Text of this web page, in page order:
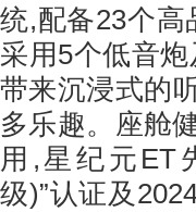
统,配备23个高
采用5个低音
带来沉浸式的
多乐趣。座舱
用,星纪元ET
级)”认证及